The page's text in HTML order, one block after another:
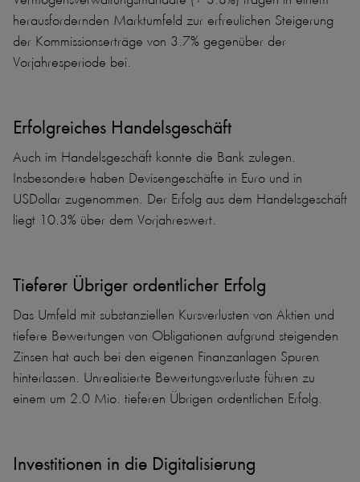
herausfordernden Marktumfeld zur erfreulichen Steigerung
der Kommissionserträge von 3.7% gegenüber der
Vorjahresperiode bei.
Erfolgreiches Handelsgeschäft
Auch im Handelsgeschäft konnte die Bank zulegen.
Insbesondere haben Devisengeschäfte in Euro und in
USDollar zugenommen. Der Erfolg aus dem Handelsgeschäft
liegt 10.3% über dem Vorjahreswert.
Tieferer Übriger ordentlicher Erfolg
Das Umfeld mit substanziellen Kursverlusten von Aktien und
tiefere Bewertungen von Obligationen aufgrund steigenden
Zinsen hat auch bei den eigenen Finanzanlagen Spuren
hinterlassen. Unrealisierte Bewertungsverluste führen zu
einem um 2.0 Mio. tieferen Übrigen ordentlichen Erfolg.
Investitionen in die Digitalisierung